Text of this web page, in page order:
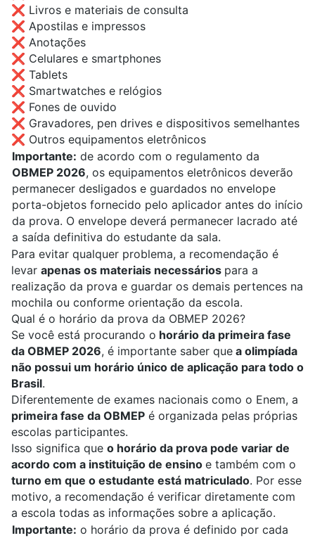
❌ Livros e materiais de consulta
❌ Apostilas e impressos
❌ Anotações
❌ Celulares e smartphones
❌ Tablets
❌ Smartwatches e relógios
❌ Fones de ouvido
❌ Gravadores, pen drives e dispositivos semelhantes
❌ Outros equipamentos eletrônicos
Importante: de acordo com o regulamento da
OBMEP 2026, os equipamentos eletrônicos deverão
permanecer desligados e guardados no envelope
porta-objetos fornecido pelo aplicador antes do início
da prova. O envelope deverá permanecer lacrado até
a saída definitiva do estudante da sala.
Para evitar qualquer problema, a recomendação é
levar apenas os materiais necessários para a
realização da prova e guardar os demais pertences na
mochila ou conforme orientação da escola.
Qual é o horário da prova da OBMEP 2026?
Se você está procurando o horário da primeira fase
da OBMEP 2026, é importante saber que a olimpíada
não possui um horário único de aplicação para todo o
Brasil.
Diferentemente de exames nacionais como o Enem, a
primeira fase da OBMEP é organizada pelas próprias
escolas participantes.
Isso significa que o horário da prova pode variar de
acordo com a instituição de ensino e também com o
turno em que o estudante está matriculado. Por esse
motivo, a recomendação é verificar diretamente com
a escola todas as informações sobre a aplicação.
Importante: o horário da prova é definido por cada